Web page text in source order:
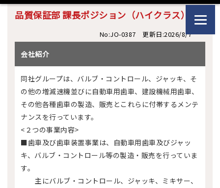
品質保証部 課長ポジション（ハイクラス）
No:JO-0387 更新日:2026/8/7
会社紹介
同社グループは、バルブ・コントロール、ジャッキ、そ
の他の増減速機並びに自動車用歯車、建設機械用歯車、
その他各種歯車の製造、販売とこれらに付帯するメンテ
ナンスを行っています。
<２つの事業内容>
■歯車及び歯車装置事業は、自動車用歯車及びジャッ
キ、バルブ・コントロール等の製造・販売を行っていま
す。
主にバルブ・コントロール、ジャッキ、ミキサー、